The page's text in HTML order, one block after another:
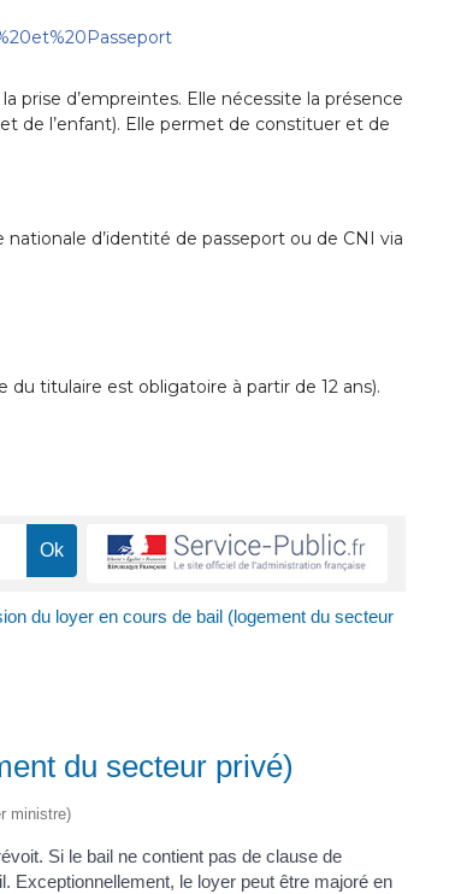
prise d’empreintes. Elle nécessite la présence
de l’enfant). Elle permet de constituer et de
d’identité de passeport ou de CNI via
titulaire est obligatoire à partir de 12 ans).
du loyer en cours de bail (logement du secteur
du secteur privé)
ministre)
Si le bail ne contient pas de clause de
Exceptionnellement, le loyer peut être majoré en